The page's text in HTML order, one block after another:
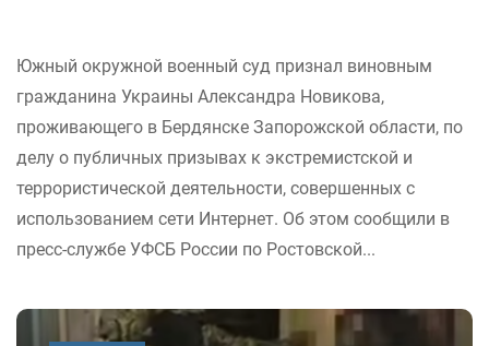
Южный окружной военный суд признал виновным
гражданина Украины Александра Новикова,
проживающего в Бердянске Запорожской области, по
делу о публичных призывах к экстремистской и
террористической деятельности, совершенных с
использованием сети Интернет. Об этом сообщили в
пресс-службе УФСБ России по Ростовской...